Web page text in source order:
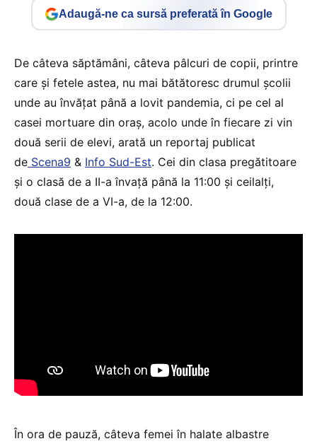
Adaugă-ne ca sursă preferată în Google
De câteva săptămâni, câteva pâlcuri de copii, printre
care și fetele astea, nu mai bătătoresc drumul școlii
unde au învățat până a lovit pandemia, ci pe cel al
casei mortuare din oraș, acolo unde în fiecare zi vin
două serii de elevi, arată un reportaj publicat
de Scena9 & Info Sud-Est. Cei din clasa pregătitoare
și o clasă de a II-a învață până la 11:00 și ceilalți,
două clase de a VI-a, de la 12:00.
În ora de pauză, câteva femei în halate albastre